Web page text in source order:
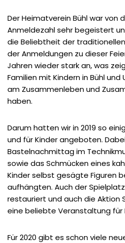
Der Heimatverein Bühl war von
Anmeldezahl sehr begeistert
die Beliebtheit der traditionellen
der Anmeldungen zu dieser
Jahren wieder stark an, was
Familien mit Kindern in Bühl
am Zusammenleben und
haben.
Darum hatten wir in 2019 so
und für Kinder angeboten.
Bastelnachmittag im
sowie das Schmücken eines
Kinder selbst gesägte Figuren
aufhängten. Auch der
restauriert und auch die Aktion
eine beliebte Veranstaltung für
Für 2020 gibt es schon viele